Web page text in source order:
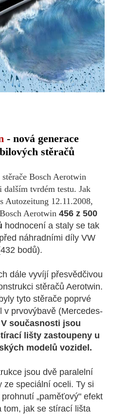
- nová generace
stěračů
Bosch Aerotwin
dalším tvrdém testu. Jak
Autozeitung 12.11.2008,
Aerotwin 456 z 500
hodnocení a staly se tak
náhradními díly VW
bodů).
dále vyvíjí přesvědčivou
stěračů Aerotwin.
tyto stěrače poprvé
v prvovýbavě (Mercedes-
V současnosti jsou
lišty zastoupeny u
modelů vozidel.
jsou dvě paralelní
ze speciální oceli. Ty si
„paměťový" efekt
tom, jak se stírací lišta